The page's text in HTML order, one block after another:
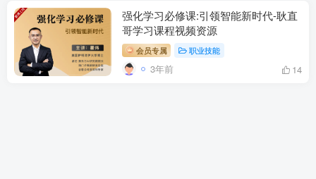
强化学习必修课:引领智能新时代-耿直
哥学习课程视频资源
会员专属 职业技能
3年前 14